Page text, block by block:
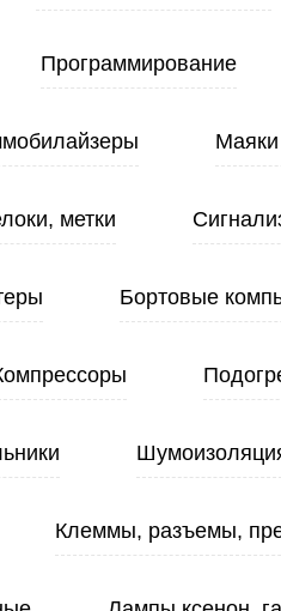
Программирование
метки
Бортовые
Клеммы, разъемы,